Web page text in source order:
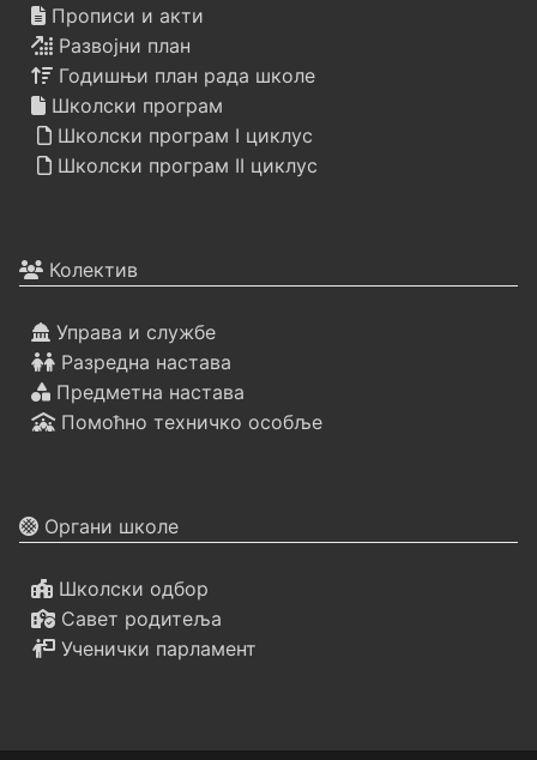
Прописи и акти
Развојни план
Годишњи план рада школе
Школски програм
Школски програм I циклус
Школски програм II циклус
Колектив
Управа и службе
Разредна настава
Предметна настава
Помоћно техничко особље
Органи школе
Школски одбор
Савет родитеља
Ученички парламент